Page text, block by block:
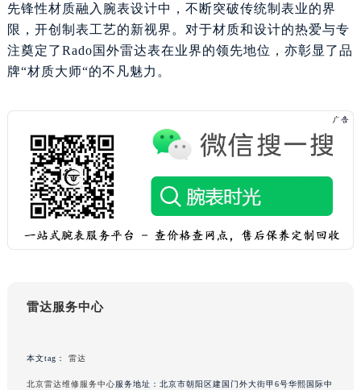
黑龙江省佳木斯市向阳区长安路雷达售后服务中心（需提前预约）
黑龙江省伊春市伊美区通河路雷达售后服务中心（需提前预约）
吉林省白城市洮北区明仁南街雷达售后服务中心（需提前预约）
吉林省白山市浑江区浑江大街雷达售后服务中心（需提前预约）
吉林省吉林市船营区河南街雷达售后服务中心（需提前预约）
吉林省辽源市龙山区人民大街雷达售后服务中心（需提前预约）
吉林省松原市宁江区五环大街雷达售后服务中心（需提前预约）
吉林省延边市延吉市解放路雷达售后服务中心（需提前预约）
辽宁省鞍山市铁东区站前街雷达售后服务中心（需提前预约）
先锋性材质融入腕表设计中，不断突破传统制表业的界
限，开创制表工艺的新视界。对于材质和设计的热爱与专
注奠定了Rado国外雷达表在业界的领先地位，亦彰显了品
牌“材质大师“的不凡魅力。
雷达服务中心
本文tag： 雷达
北京雷达维修服务中心服务地址：北京市朝阳区建国门外大街甲6号华熙国际中